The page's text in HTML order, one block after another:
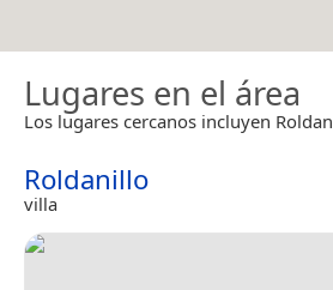
Lugares en el área
Los lugares cercanos incluyen
Roldanillo
villa